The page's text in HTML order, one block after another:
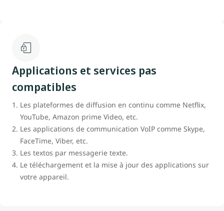
Applications et services pas
compatibles
Les plateformes de diffusion en continu comme Netflix,
YouTube, Amazon prime Video, etc.
Les applications de communication VoIP comme Skype,
FaceTime, Viber, etc.
Les textos par messagerie texte.
Le téléchargement et la mise à jour des applications sur
votre appareil.